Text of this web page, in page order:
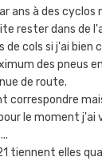
ans à des cyclos
rester dans de
cols si j'ai bien
des pneus
de route.
correspondre
le moment j'ai
tiennent elles